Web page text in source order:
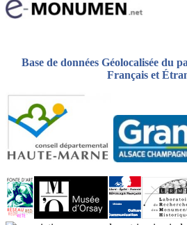
Base de données Géolocalisée du
Français et